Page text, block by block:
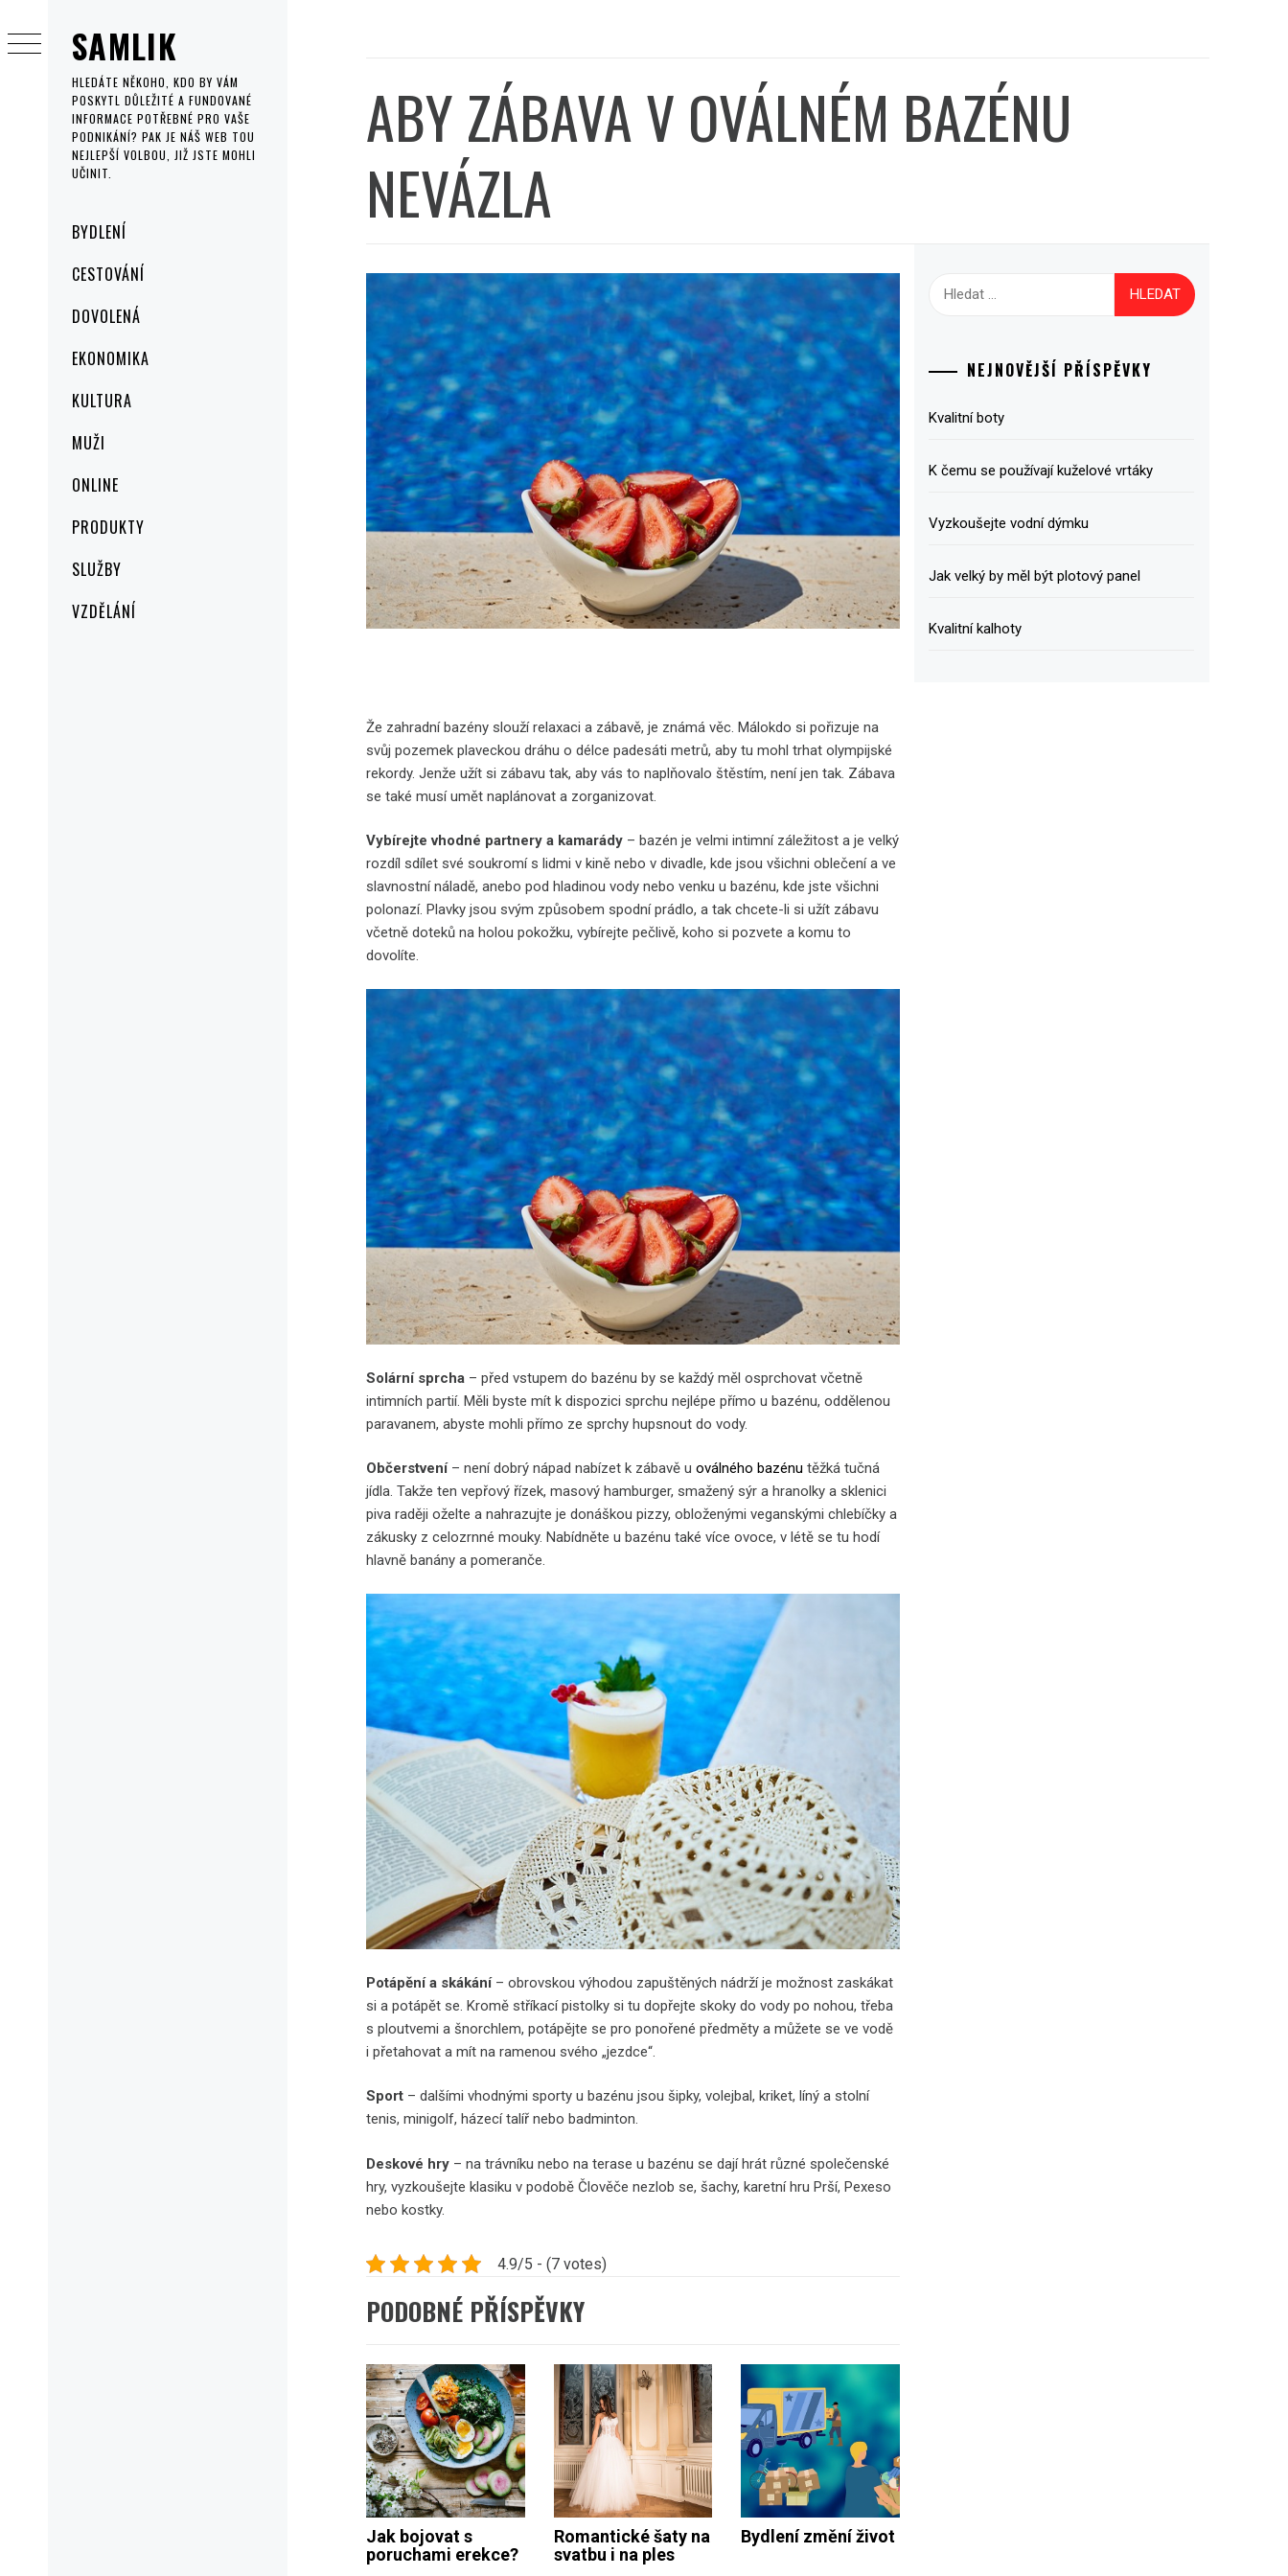
SAMLIK
HLEDÁTE NĚKOHO, KDO BY VÁM
POSKYTL DŮLEŽITÉ A FUNDOVANÉ
INFORMACE POTŘEBNÉ PRO VAŠE
PODNIKÁNÍ? PAK JE NÁŠ WEB TOU
NEJLEPŠÍ VOLBOU, JIŽ JSTE MOHLI
UČINIT.
MenuBYDLENÍ
CESTOVÁNÍ
DOVOLENÁ
EKONOMIKA
KULTURA
MUŽI
ONLINE
PRODUKTY
SLUŽBY
VZDĚLÁNÍ
to
content
ABY ZÁBAVA V OVÁLNÉM BAZÉNU
NEVÁZLA
Že zahradní bazény slouží relaxaci a zábavě, je známá věc. Málokdo si pořizuje na
svůj pozemek plaveckou dráhu o délce padesáti metrů, aby tu mohl trhat olympijské
rekordy. Jenže užít si zábavu tak, aby vás to naplňovalo štěstím, není jen tak. Zábava
se také musí umět naplánovat a zorganizovat.
Vybírejte vhodné partnery a kamarády – bazén je velmi intimní záležitost a je velký
rozdíl sdílet své soukromí s lidmi v kině nebo v divadle, kde jsou všichni oblečení a ve
slavnostní náladě, anebo pod hladinou vody nebo venku u bazénu, kde jste všichni
polonazí. Plavky jsou svým způsobem spodní prádlo, a tak chcete-li si užít zábavu
včetně doteků na holou pokožku, vybírejte pečlivě, koho si pozvete a komu to
dovolíte.
Solární sprcha – před vstupem do bazénu by se každý měl osprchovat včetně
intimních partií. Měli byste mít k dispozici sprchu nejlépe přímo u bazénu, oddělenou
paravanem, abyste mohli přímo ze sprchy hupsnout do vody.
Občerstvení – není dobrý nápad nabízet k zábavě uoválného bazénu těžká tučná
jídla. Takže ten vepřový řízek, masový hamburger, smažený sýr a hranolky a sklenici
piva raději oželte a nahrazujte je donáškou pizzy, obloženými veganskými chlebíčky a
zákusky z celozrnné mouky. Nabídněte u bazénu také více ovoce, v létě se tu hodí
hlavně banány a pomeranče.
Potápění a skákání – obrovskou výhodou zapuštěných nádrží je možnost zaskákat
si a potápět se. Kromě stříkací pistolky si tu dopřejte skoky do vody po nohou, třeba
s ploutvemi a šnorchlem, potápějte se pro ponořené předměty a můžete se ve vodě
i přetahovat a mít na ramenou svého „jezdce“.
Sport – dalšími vhodnými sporty u bazénu jsou šipky, volejbal, kriket, líný a stolní
tenis, minigolf, házecí talíř nebo badminton.
Deskové hry – na trávníku nebo na terase u bazénu se dají hrát různé společenské
hry, vyzkoušejte klasiku v podobě Člověče nezlob se, šachy, karetní hru Prší, Pexeso
nebo kostky.
4.9/5 - (7 votes)
PODOBNÉ PŘÍSPĚVKY
Jak bojovat s
poruchami erekce?
Romantické šaty na
svatbu i na ples
Bydlení změní život
NEJNOVĚJŠÍ PŘÍSPĚVKY
Kvalitní boty
K čemu se používají kuželové vrtáky
Vyzkoušejte vodní dýmku
Jak velký by měl být plotový panel
Kvalitní kalhoty